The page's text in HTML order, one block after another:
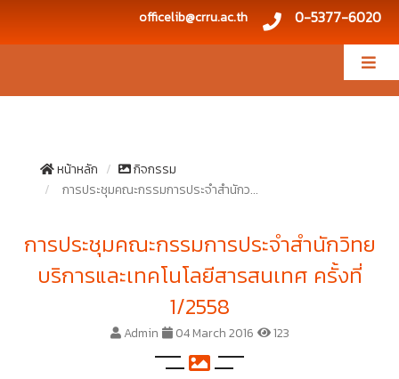
officelib@crru.ac.th 0-5377-6020
หน้าหลัก
กิจกรรม
การประชุมคณะกรรมการประจำสำนักว...
การประชุมคณะกรรมการประจำสำนักวิทย
บริการและเทคโนโลยีสารสนเทศ ครั้งที่
1/2558
Admin 04 March 2016 123